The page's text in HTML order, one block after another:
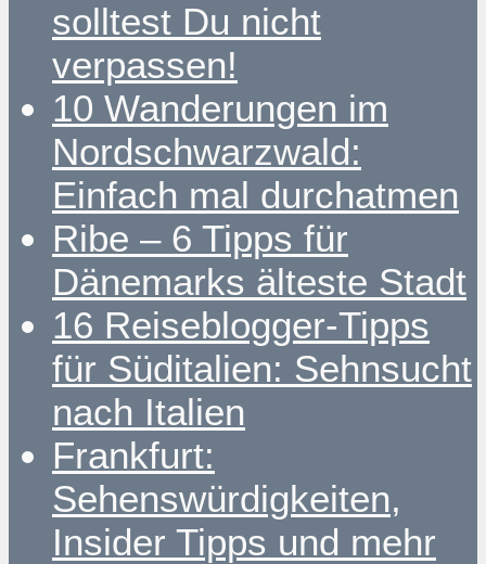
solltest Du nicht
verpassen!
10 Wanderungen im
Nordschwarzwald:
Einfach mal durchatmen
Ribe – 6 Tipps für
Dänemarks älteste Stadt
16 Reiseblogger-Tipps
für Süditalien: Sehnsucht
nach Italien
Frankfurt:
Sehenswürdigkeiten,
Insider Tipps und mehr